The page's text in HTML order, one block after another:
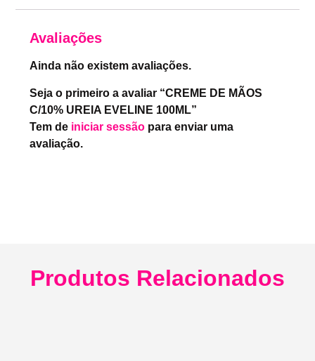
Avaliações
Ainda não existem avaliações.
Seja o primeiro a avaliar “CREME DE MÃOS
C/10% UREIA EVELINE 100ML”
Tem de iniciar sessão para enviar uma
avaliação.
Produtos Relacionados